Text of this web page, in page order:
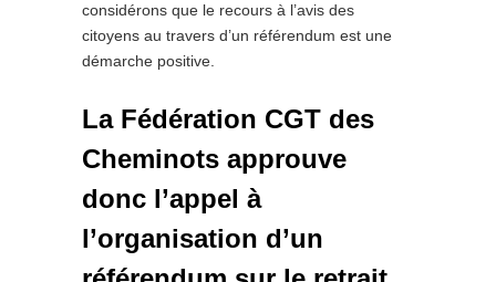
considérons que le recours à l’avis des
citoyens au travers d’un référendum est une
démarche positive.
La Fédération CGT des
Cheminots approuve
donc l’appel à
l’organisation d’un